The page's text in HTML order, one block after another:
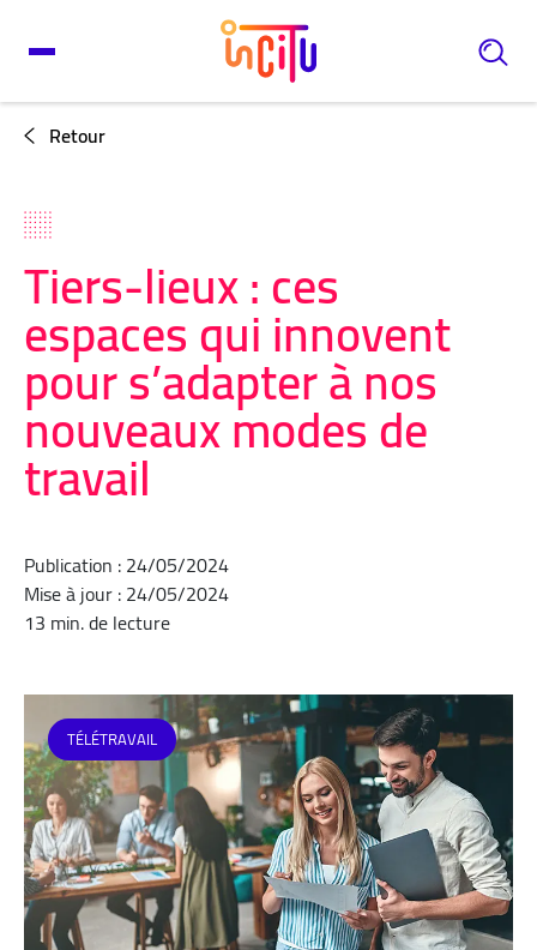
Retour
Tiers-lieux : ces
espaces qui innovent
pour s’adapter à nos
nouveaux modes de
travail
Publication : 24/05/2024
Mise à jour : 24/05/2024
13 min. de lecture
TÉLÉTRAVAIL